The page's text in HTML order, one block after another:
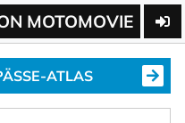
MOTOMOVIE
ATLAS